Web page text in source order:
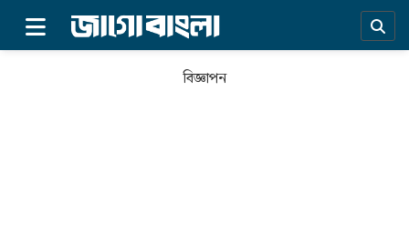
বিজ্ঞাপন